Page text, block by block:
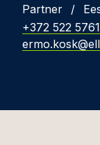
Partner
/
+372 522 5761